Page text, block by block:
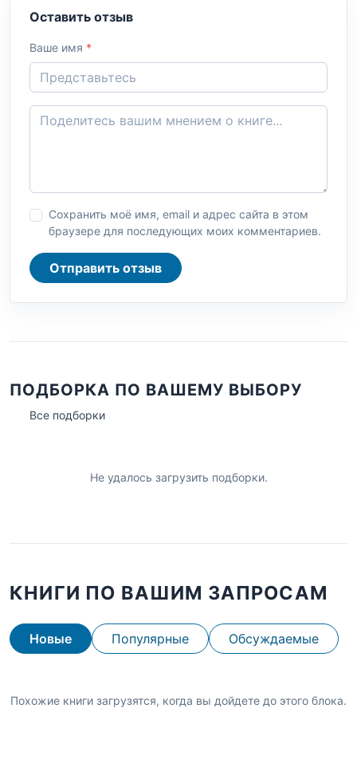
Оставить отзыв
Ваше имя *
Сохранить моё имя, email и адрес сайта в этом
браузере для последующих моих комментариев.
Отправить отзыв
ПОДБОРКА ПО ВАШЕМУ ВЫБОРУ
Все подборки
Не удалось загрузить подборки.
КНИГИ ПО ВАШИМ ЗАПРОСАМ
Новые Популярные Обсуждаемые
Похожие книги загрузятся, когда вы дойдете до этого блока.